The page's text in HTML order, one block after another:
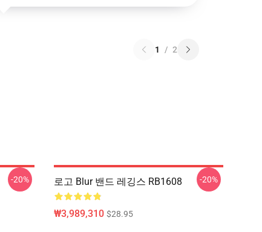
1 / 2
-20% 로고 Blur 밴드 레깅스 RB1608
₩3,989,310 $28.95
-20%